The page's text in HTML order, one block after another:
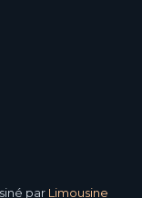
par Limousine